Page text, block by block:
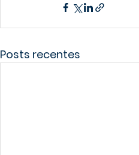
Posts recentes